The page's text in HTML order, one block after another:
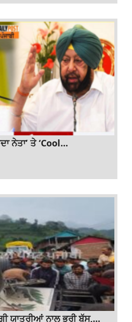
ਨੇਤਾ’ ਤੇ ‘Cool...
ਯਾਤਰੀਆਂ ਨਾਲ ਭਰੀ ਬੱਸ,...